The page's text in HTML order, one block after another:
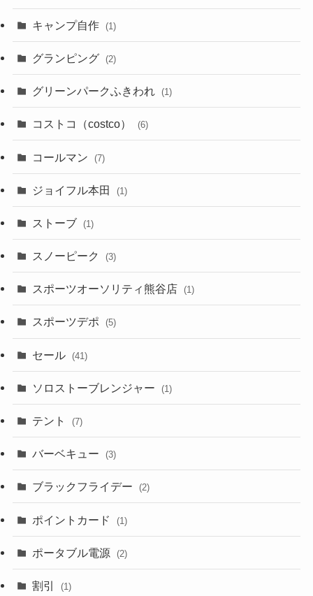
キャンプ自作 (1)
グランピング (2)
グリーンパークふきわれ (1)
コストコ（costco） (6)
コールマン (7)
ジョイフル本田 (1)
ストーブ (1)
スノーピーク (3)
スポーツオーソリティ熊谷店 (1)
スポーツデポ (5)
セール (41)
ソロストーブレンジャー (1)
テント (7)
バーベキュー (3)
ブラックフライデー (2)
ポイントカード (1)
ポータブル電源 (2)
割引 (1)